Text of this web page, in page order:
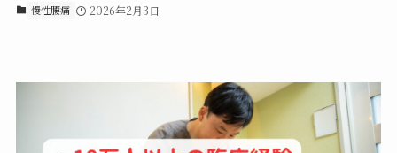
慢性腰痛 2026年2月3日